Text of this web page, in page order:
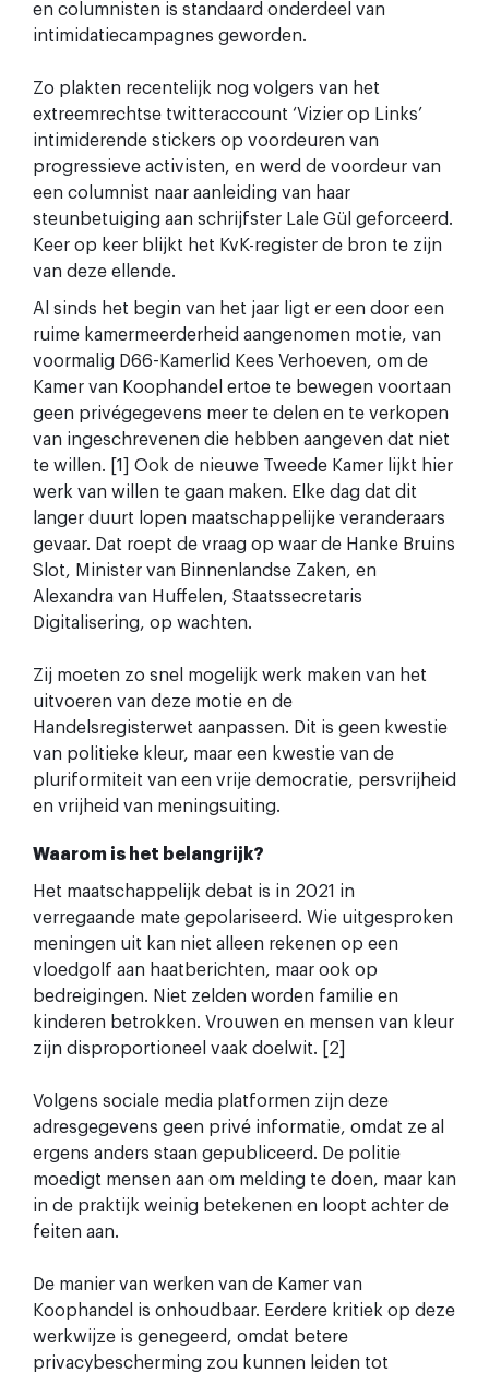
en columnisten is standaard onderdeel van
intimidatiecampagnes geworden.
Zo plakten recentelijk nog volgers van het
extreemrechtse twitteraccount ‘Vizier op Links’
intimiderende stickers op voordeuren van
progressieve activisten, en werd de voordeur van
een columnist naar aanleiding van haar
steunbetuiging aan schrijfster Lale Gül geforceerd.
Keer op keer blijkt het KvK-register de bron te zijn
van deze ellende.
Al sinds het begin van het jaar ligt er een door een
ruime kamermeerderheid aangenomen motie, van
voormalig D66-Kamerlid Kees Verhoeven, om de
Kamer van Koophandel ertoe te bewegen voortaan
geen privégegevens meer te delen en te verkopen
van ingeschrevenen die hebben aangeven dat niet
te willen. [1] Ook de nieuwe Tweede Kamer lijkt hier
werk van willen te gaan maken. Elke dag dat dit
langer duurt lopen maatschappelijke veranderaars
gevaar. Dat roept de vraag op waar de Hanke Bruins
Slot, Minister van Binnenlandse Zaken, en
Alexandra van Huffelen, Staatssecretaris
Digitalisering, op wachten.
Zij moeten zo snel mogelijk werk maken van het
uitvoeren van deze motie en de
Handelsregisterwet aanpassen. Dit is geen kwestie
van politieke kleur, maar een kwestie van de
pluriformiteit van een vrije democratie, persvrijheid
en vrijheid van meningsuiting.
Waarom is het belangrijk?
Het maatschappelijk debat is in 2021 in
verregaande mate gepolariseerd. Wie uitgesproken
meningen uit kan niet alleen rekenen op een
vloedgolf aan haatberichten, maar ook op
bedreigingen. Niet zelden worden familie en
kinderen betrokken. Vrouwen en mensen van kleur
zijn disproportioneel vaak doelwit. [2]
Volgens sociale media platformen zijn deze
adresgegevens geen privé informatie, omdat ze al
ergens anders staan gepubliceerd. De politie
moedigt mensen aan om melding te doen, maar kan
in de praktijk weinig betekenen en loopt achter de
feiten aan.
De manier van werken van de Kamer van
Koophandel is onhoudbaar. Eerdere kritiek op deze
werkwijze is genegeerd, omdat betere
privacybescherming zou kunnen leiden tot